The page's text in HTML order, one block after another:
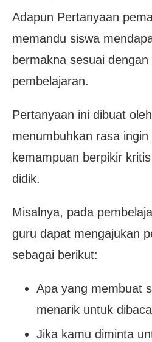
Adapun Pertanyaan
memandu siswa
bermakna sesuai dengan
pembelajaran.
Pertanyaan ini dibuat
menumbuhkan rasa ingin
kemampuan berpikir
didik.
Misalnya, pada
guru dapat mengajukan
sebagai berikut:
Apa yang membuat
menarik untuk
Jika kamu diminta